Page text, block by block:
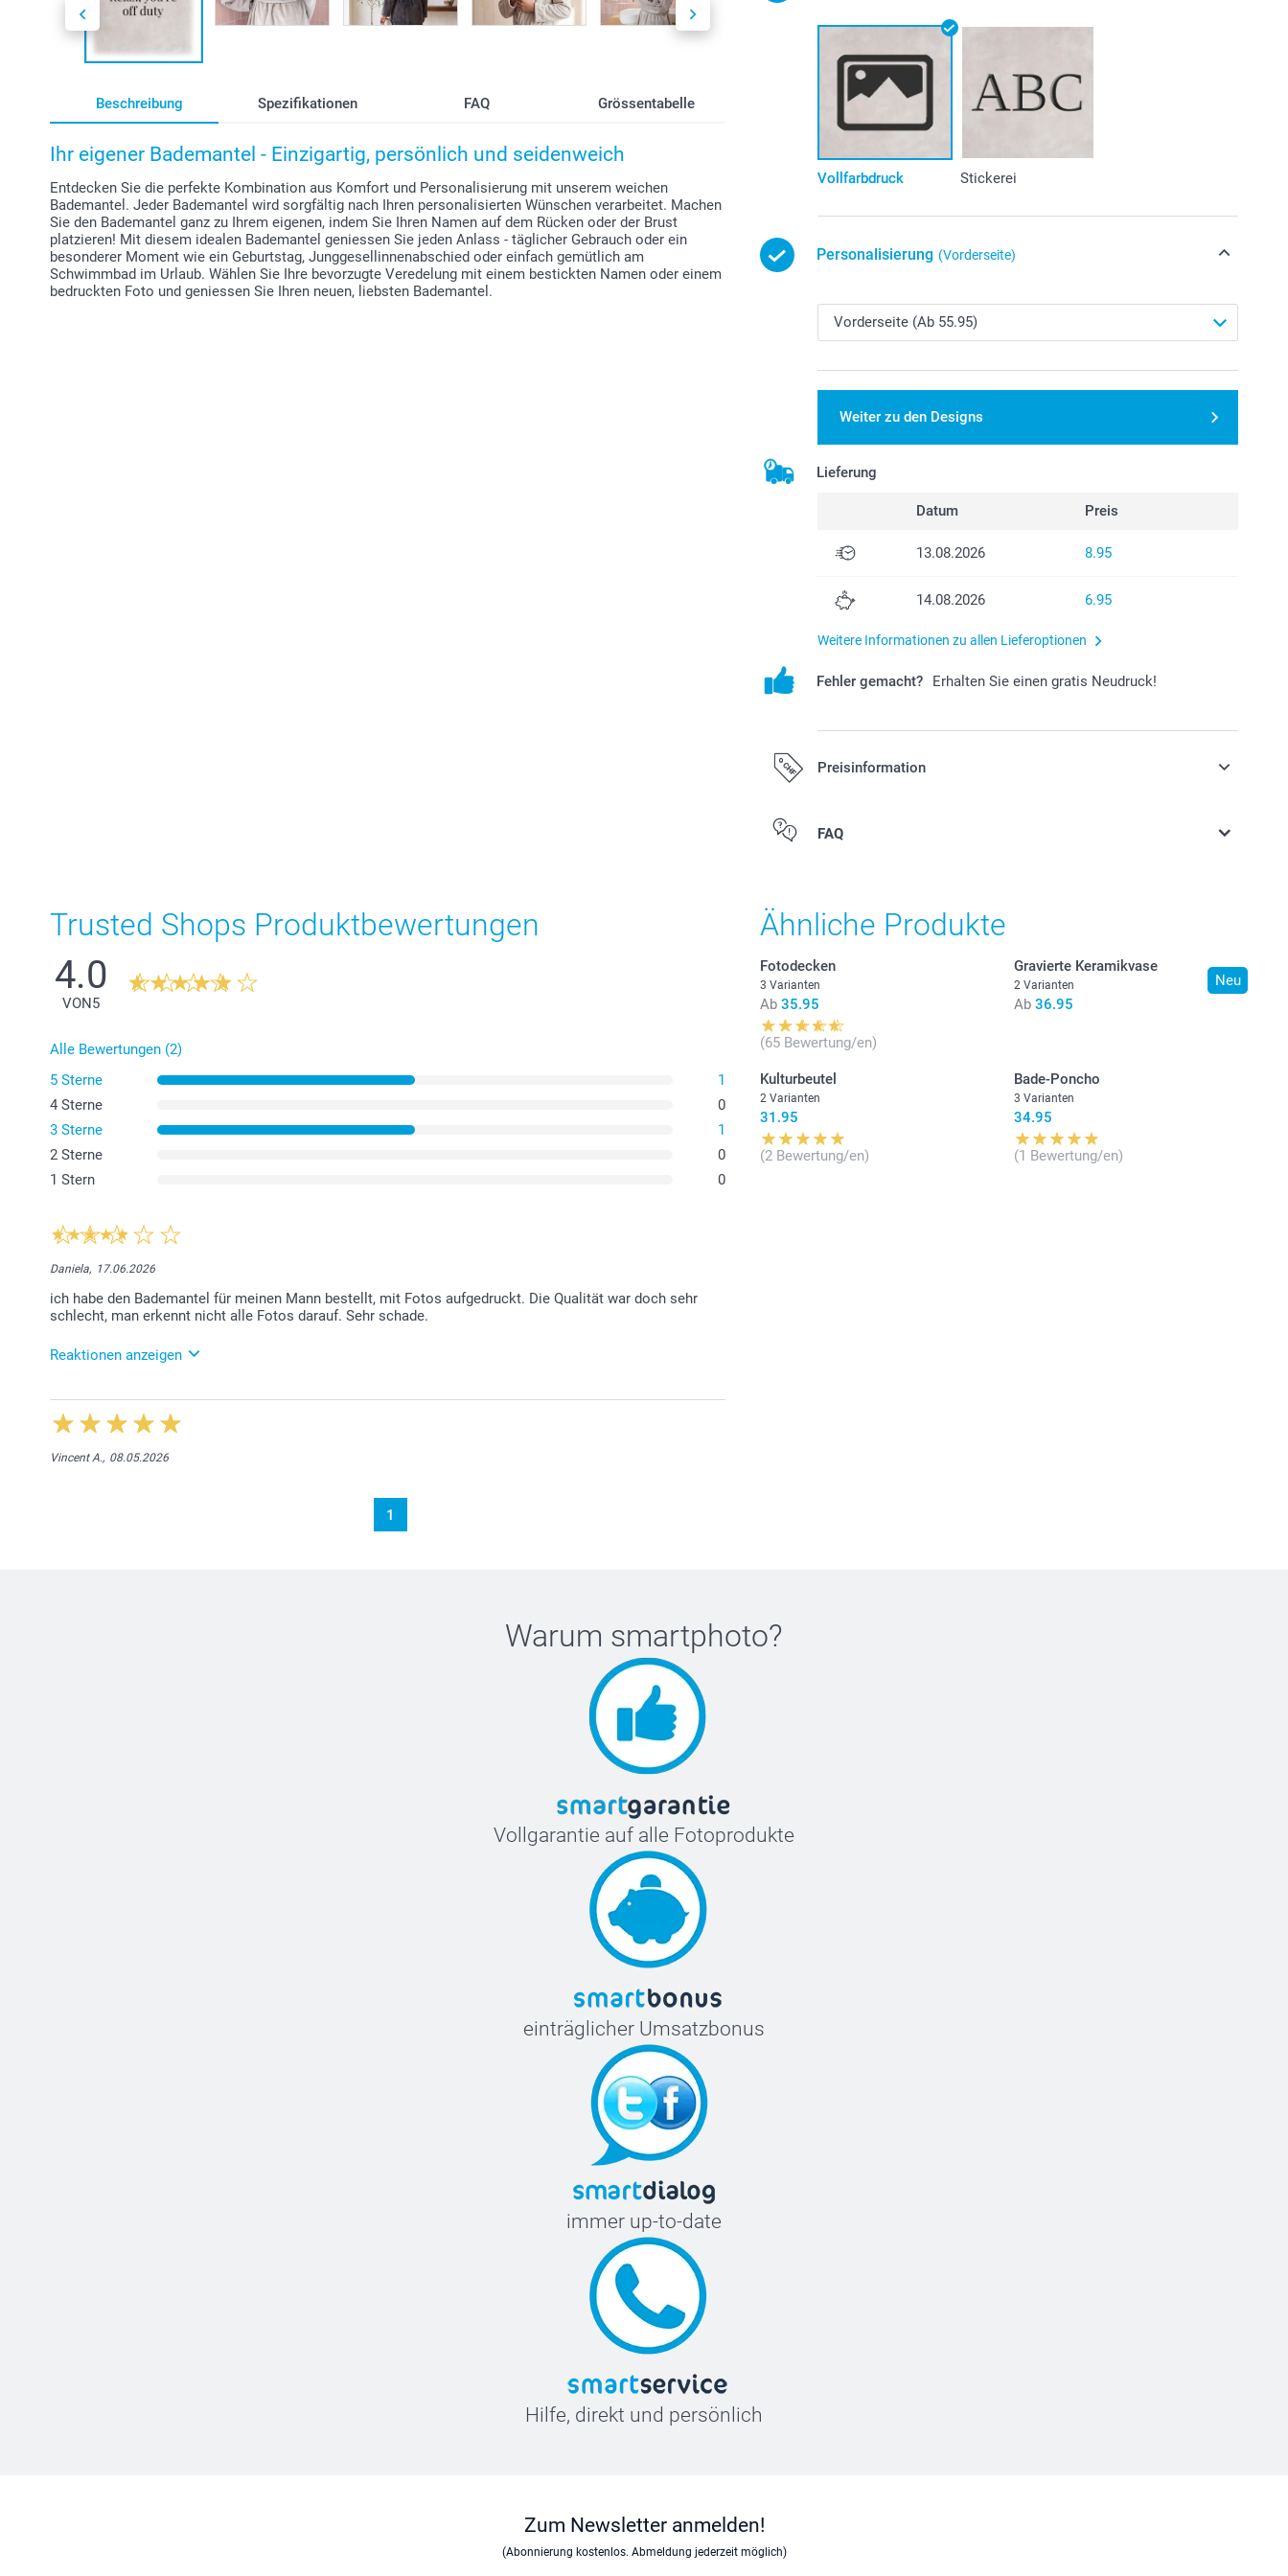
Beschreibung Spezifikationen FAQ Grössentabelle
Ihr eigener Bademantel - Einzigartig, persönlich und seidenweich
Entdecken Sie die perfekte Kombination aus Komfort und Personalisierung mit unserem weichen
Bademantel. Jeder Bademantel wird sorgfältig nach Ihren personalisierten Wünschen verarbeitet. Machen
Sie den Bademantel ganz zu Ihrem eigenen, indem Sie Ihren Namen auf dem Rücken oder der Brust
platzieren! Mit diesem idealen Bademantel geniessen Sie jeden Anlass - täglicher Gebrauch oder ein
besonderer Moment wie ein Geburtstag, Junggesellinnenabschied oder einfach gemütlich am
Schwimmbad im Urlaub. Wählen Sie Ihre bevorzugte Veredelung mit einem bestickten Namen oder einem
bedruckten Foto und geniessen Sie Ihren neuen, liebsten Bademantel.
Vollfarbdruck Stickerei
Personalisierung (Vorderseite)
Weiter zu den Designs
Lieferung
Datum Preis
13.08.2026 8.95
14.08.2026 6.95
Weitere Informationen zu allen Lieferoptionen
Fehler gemacht? Erhalten Sie einen gratis Neudruck!
Preisinformation
Alle Preise verstehen sich in Schweizer Franken (CHF) inkl. MwSt. und
FAQ
Trusted Shops Produktbewertungen
4.0
VON5
Alle Bewertungen (2)
5 Sterne
1
4 Sterne
0
3 Sterne
1
2 Sterne
0
1 Stern
0
Daniela, 17.06.2026
ich habe den Bademantel für meinen Mann bestellt, mit Fotos aufgedruckt. Die Qualität war doch sehr
schlecht, man erkennt nicht alle Fotos darauf. Sehr schade.
Reaktionen anzeigen
24.06.2026
Lieber Kundin, Es tut uns leid, dass Sie mit der Qualität des Drucks nicht zufrieden sind. Bitte
nehmen Sie doch direkt mit unserem Kundenservice Kontakt auf: service.de@smartphoto.ch ,
freundliche Grüsse, smartphoto AG
Vincent A., 08.05.2026
1
Ähnliche Produkte
Fotodecken
3 Varianten
Ab 35.95
(65 Bewertung/en)
Neu
Gravierte Keramikvase
2 Varianten
Ab 36.95
Kulturbeutel
2 Varianten
31.95
(2 Bewertung/en)
Bade-Poncho
3 Varianten
34.95
(1 Bewertung/en)
Warum smartphoto?
Vollgarantie auf alle Fotoprodukte
einträglicher Umsatzbonus
immer up-to-date
Hilfe, direkt und persönlich
Zum Newsletter anmelden!
(Abonnierung kostenlos. Abmeldung jederzeit möglich)